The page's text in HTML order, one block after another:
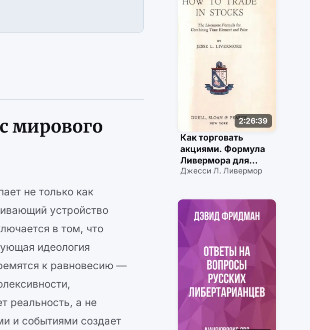
мирового
не только как
устройство
в том, что
идеология
к равновесию —
реальность, а не
и событиями создает
2:26:39
Как торговать
акциями. Формула
Ливермора для
комбинирования
Джесси Л. Ливермор